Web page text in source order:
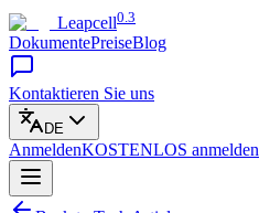
Leapcell0.3
DokumentePreiseBlog
Kontaktieren Sie uns
DE
AnmeldenKOSTENLOS anmelden